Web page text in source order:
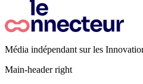
Média indépendant sur les
Main-header right